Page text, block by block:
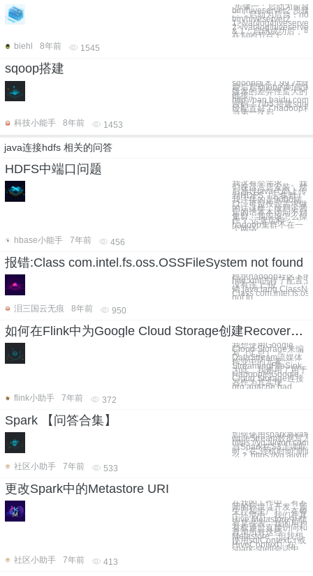
步骤一：启动为前台
bin/hiveserver2 步骤
二：启动为后台：
bin/hiveserver2
1>/var/log/
2>/var/log/
& 1：启动成功后，可
在别的节点上
biehl
8年前 1545
sqoop搭建
sqoop版本1.99.7#此
最后启动job的时候失
版本的差异性蛮大的
链接：
http://
密码：7ib5 搭建
经配置好了hadoop
当第一次启
科技小能手
8年前 1453
java连接hdfs 相关的问答
HDFS中端口问题
我这有个需求。。我
们在运营店安装，然
后通过java代码上传
到HDFS（云集群）
我连接的是9000端
口。可是按照需求做
的话这样，放到运营
店的话本本访问不到
集群。我应该怎么操
作？ 运营店和
hadoop集群不在一
个网络
hbase小能手
7年前 456
报错:Class com.intel.fs.oss.OSSFileSystem not found
根据hadoop社区下
hite.xml进行了配置,
没有连上,报
错
Class
not fo
泪三国云无痕
8年前 950
如何在Flink中为Google Cloud Storage创建RecoverableWriter
我想使用Google
Cloud Storage来编
写（汇总）
DataStream流媒体
作业中的元素
StreamingFileSink。
为此，我使用了用于
Hadoop的Google
Cloud Storage连接
器作为其实现
org.apache.had
flink小助手
7年前 372
Spark 【问答合集】
如何使用spark将
writeStream数据写入
https://
当Spark在S3上读取
时，在“停机时间”期
么？ https://
社区小助手
7年前 533
更改Spark中的Metastore URI
在我的工作中，有不
同的环境（开发，预
生产和生产），在每
个环境中，我们在其
Hive Metastore中都
有某些表。我的用户
有权通过直接访问和
查询所有这些
Metastore，但我想
使用sqlContext（或
HiveContext）在
spark-shell会话中
社区小助手
7年前 413